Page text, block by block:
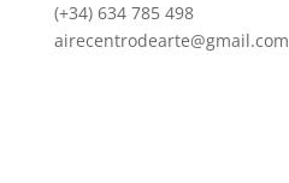
(+34) 634 785 498
airecentrodearte@gmail.com